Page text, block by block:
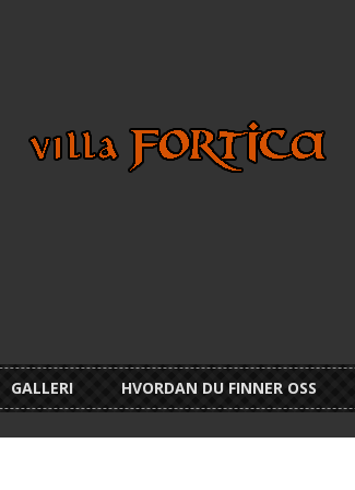
GALLERI HVORDAN DU FINNER OSS